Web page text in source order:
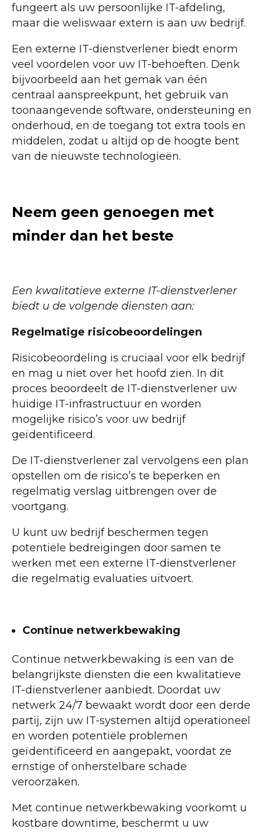
fungeert als uw persoonlijke IT-afdeling,
maar die weliswaar extern is aan uw bedrijf.
Een externe IT-dienstverlener biedt enorm
veel voordelen voor uw IT-behoeften. Denk
bijvoorbeeld aan het gemak van één
centraal aanspreekpunt, het gebruik van
toonaangevende software, ondersteuning en
onderhoud, en de toegang tot extra tools en
middelen, zodat u altijd op de hoogte bent
van de nieuwste technologieën.
Neem geen genoegen met
minder dan het beste
Een kwalitatieve externe IT-dienstverlener
biedt u de volgende diensten aan:
Regelmatige risicobeoordelingen
Risicobeoordeling is cruciaal voor elk bedrijf
en mag u niet over het hoofd zien. In dit
proces beoordeelt de IT-dienstverlener uw
huidige IT-infrastructuur en worden
mogelijke risico’s voor uw bedrijf
geïdentificeerd.
De IT-dienstverlener zal vervolgens een plan
opstellen om de risico’s te beperken en
regelmatig verslag uitbrengen over de
voortgang.
U kunt uw bedrijf beschermen tegen
potentiële bedreigingen door samen te
werken met een externe IT-dienstverlener
die regelmatig evaluaties uitvoert.
Continue netwerkbewaking
Continue netwerkbewaking is een van de
belangrijkste diensten die een kwalitatieve
IT-dienstverlener aanbiedt. Doordat uw
netwerk 24/7 bewaakt wordt door een derde
partij, zijn uw IT-systemen altijd operationeel
en worden potentiële problemen
geïdentificeerd en aangepakt, voordat ze
ernstige of onherstelbare schade
veroorzaken.
Met continue netwerkbewaking voorkomt u
kostbare downtime, beschermt u uw